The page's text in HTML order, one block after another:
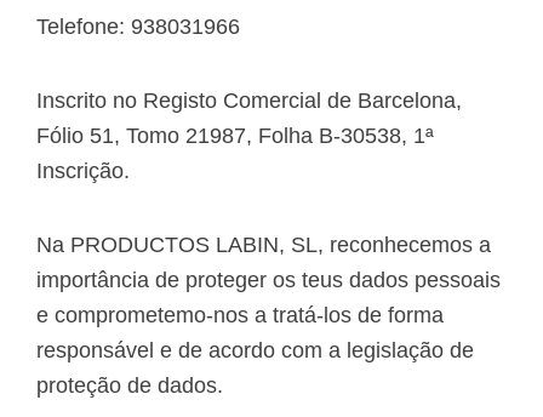
Telefone: 938031966
Inscrito no Registo Comercial de Barcelona,
Fólio 51, Tomo 21987, Folha B-30538, 1ª
Inscrição.
Na PRODUCTOS LABIN, SL, reconhecemos a
importância de proteger os teus dados pessoais
e comprometemo-nos a tratá-los de forma
responsável e de acordo com a legislação de
proteção de dados.